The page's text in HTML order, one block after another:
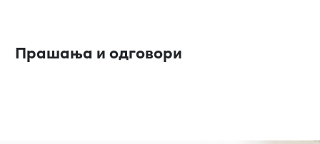
Прашања и одговори